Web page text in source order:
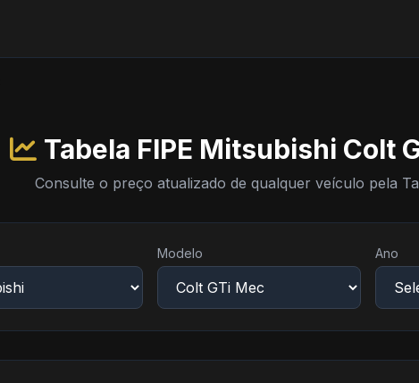
Tabela FIPE Mitsubishi Colt
Consulte o preço atualizado de qualquer veículo pela
Modelo Ano